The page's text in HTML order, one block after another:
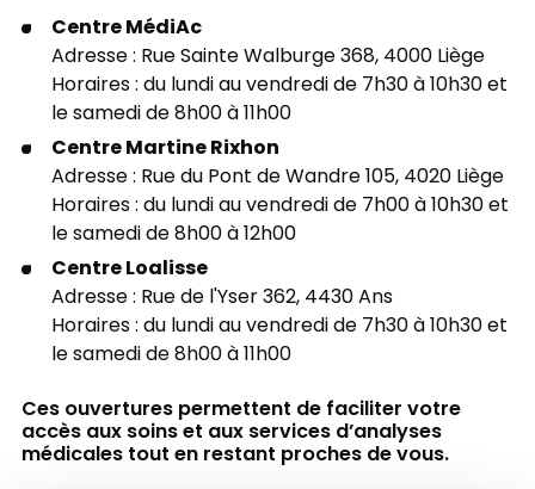
Centre MédiAc
Adresse : Rue Sainte Walburge 368, 4000 Liège
Horaires : du lundi au vendredi de 7h30 à 10h30 et
le samedi de 8h00 à 11h00
Centre Martine Rixhon
Adresse : Rue du Pont de Wandre 105, 4020 Liège
Horaires : du lundi au vendredi de 7h00 à 10h30 et
le samedi de 8h00 à 12h00
Centre Loalisse
Adresse : Rue de l'Yser 362, 4430 Ans
Horaires : du lundi au vendredi de 7h30 à 10h30 et
le samedi de 8h00 à 11h00
Ces ouvertures permettent de faciliter votre
accès aux soins et aux services d’analyses
médicales tout en restant proches de vous.